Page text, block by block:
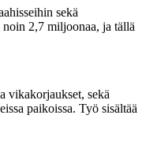
sekä
2,7 miljoonaa, ja tällä
vikakorjaukset, sekä
paikoissa. Työ sisältää